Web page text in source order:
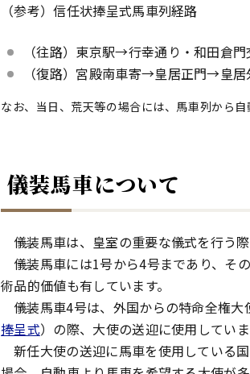
（参考）信任状捧呈式馬車列経路
（往路）東京駅→行幸通り・和田倉
（復路）宮殿南車寄→皇居正門→皇
なお、当日、荒天等の場合には、馬車列から自
儀装馬車について
儀装馬車は、皇室の重要な儀式を行う
儀装馬車には1号から4号まであり、そ
術品的価値も有しています。
儀装馬車4号は、外国からの特命全権
捧呈式）の際、大使の送迎に使用していま
新任大使の送迎に馬車を使用している